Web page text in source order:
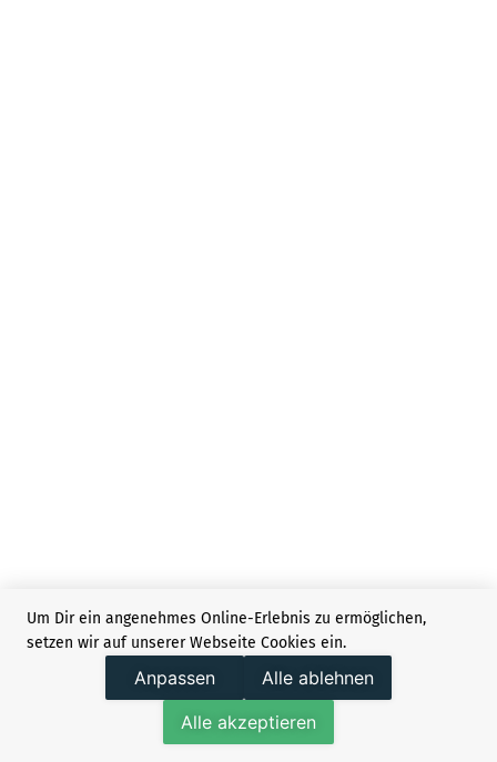
Um Dir ein angenehmes Online-Erlebnis zu ermöglichen,
setzen wir auf unserer Webseite Cookies ein.
Anpassen
Alle ablehnen
Alle akzeptieren